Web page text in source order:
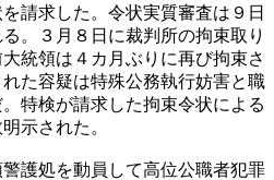
請求した。令状実質審査は９日
。３月８日に裁判所の拘束取り
統領は４カ月ぶりに再び拘束さ
た容疑は特殊公務執行妨害と職
特検が請求した拘束令状による
示された。
護処を動員して高位公職者犯罪